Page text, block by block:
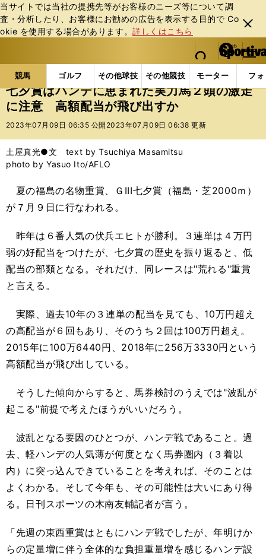
当サイトでは当社の提携先等がお客様のニーズ等について調
査・分析したり、お客様にお勧めの広告を表⽰する⽬的で Co
okie を使⽤する場合があります。詳しくはこちら
閉じ
る
web Sportiva (webスポルティーバ)
検索
マイペ
ー
ジ
メニュ
競馬 ゴルフ その他球技 その他競技 モーター フ
b
ス
ポ
ル
バ
競馬の記事一覧 競馬 七夕賞はハンデに恵まれた実
七夕賞はハンデに恵まれた実力馬２頭の激走
に注意 高額配当が飛び出すか
2023年07月09日 06:35 公開 2023年07月09日 06:38 更新
土屋真光●文 text by Tsuchiya Masamitsu
photo by Yasuo Ito/AFLO
夏の福島の名物重賞、ＧIII七夕賞（福島・芝2000ｍ）
が７月９日に行なわれる。
昨年は６番人気の伏兵エヒトが勝利。３連単は４万円
弱の好配当をつけたが、七夕賞の歴史を振り返ると、低
配当の部類となる。それだけ、同レースは"荒れる"重賞
と言える。
実際、過去10年の３連単の配当を見ても、10万円超え
の高配当が６回もあり、そのうち２回は100万円超え。
2015年に100万6440円、2018年に256万3330円という
高額配当が飛び出している。
そうした傾向からすると、馬券検討のうえでは"波乱が
起こる"前提で考えたほうがいいだろう。
波乱となる要因のひとつが、ハンデ戦であること。過
去、軽ハンデの人気薄が何度となく馬券圏内（３着以
内）に突っ込んできていることを考えれば、そのことは
よくわかる。そして今年も、その可能性は大いにあり得
る。日刊スポーツの木南友輔記者が言う。
「先週の東西重賞はともにハンデ戦でしたが、年明けか
らの定量増に伴う全体的な負担重量増を感じるハンデ設